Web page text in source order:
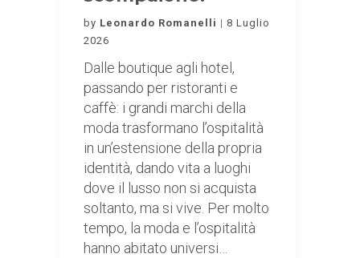
by Leonardo Romanelli
8 Luglio
2026
Dalle boutique agli hotel,
passando per ristoranti e
caffè: i grandi marchi della
moda trasformano l’ospitalità
in un’estensione della propria
identità, dando vita a luoghi
dove il lusso non si acquista
soltanto, ma si vive. Per molto
tempo, la moda e l’ospitalità
hanno abitato universi…